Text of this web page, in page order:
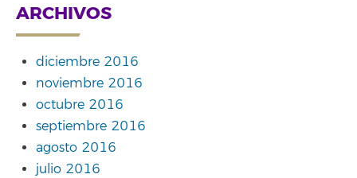
ARCHIVOS
diciembre 2016
noviembre 2016
octubre 2016
septiembre 2016
agosto 2016
julio 2016